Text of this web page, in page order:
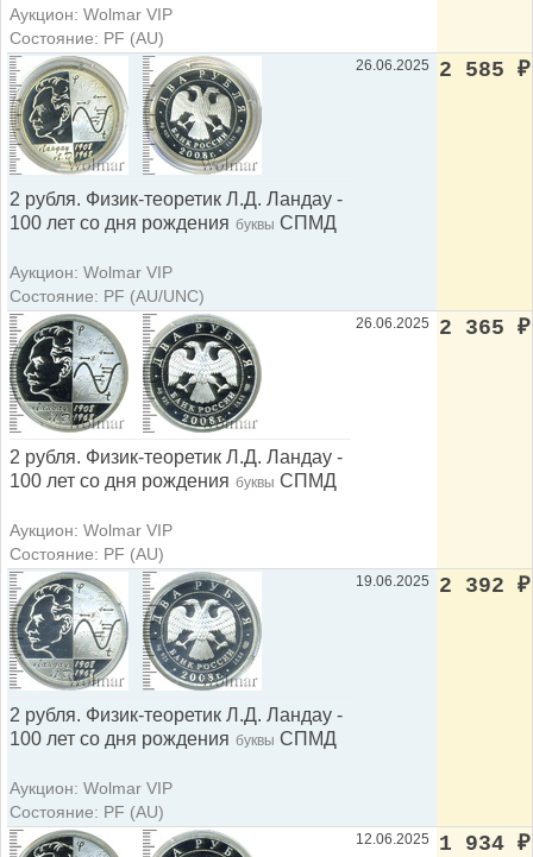
Аукцион: Wolmar VIP
Состояние: PF (AU)
2 рубля. Физик-теоретик Л.Д. Ландау -
100 лет со дня рождения буквы СПМД
Аукцион: Wolmar VIP
Состояние: PF (AU/UNC)
26.06.2025 2 585 ₽
2 рубля. Физик-теоретик Л.Д. Ландау -
100 лет со дня рождения буквы СПМД
Аукцион: Wolmar VIP
Состояние: PF (AU)
26.06.2025 2 365 ₽
2 рубля. Физик-теоретик Л.Д. Ландау -
100 лет со дня рождения буквы СПМД
Аукцион: Wolmar VIP
Состояние: PF (AU)
19.06.2025 2 392 ₽
12.06.2025 1 934 ₽